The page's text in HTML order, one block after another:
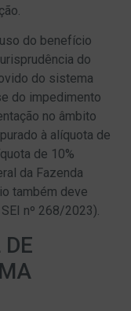
do benefício
do
do sistema
do impedimento
no âmbito
à alíquota de
de 10%
da Fazenda
também deve
nº 268/2023).